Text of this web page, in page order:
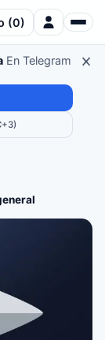
(0)
En Telegram